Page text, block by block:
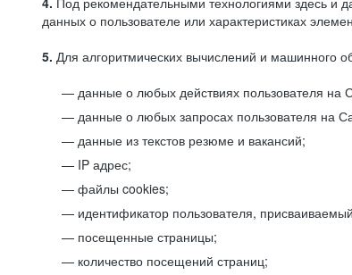
данных о пользователе или характеристиках
5. Для алгоритмических вычислений и машинного
данные о любых действиях пользователя на
данные о любых запросах пользователя на
данные из текстов резюме и вакансий;
IP адрес;
файлы cookies;
идентификатор пользователя,
посещенные страницы;
количество посещений страниц;